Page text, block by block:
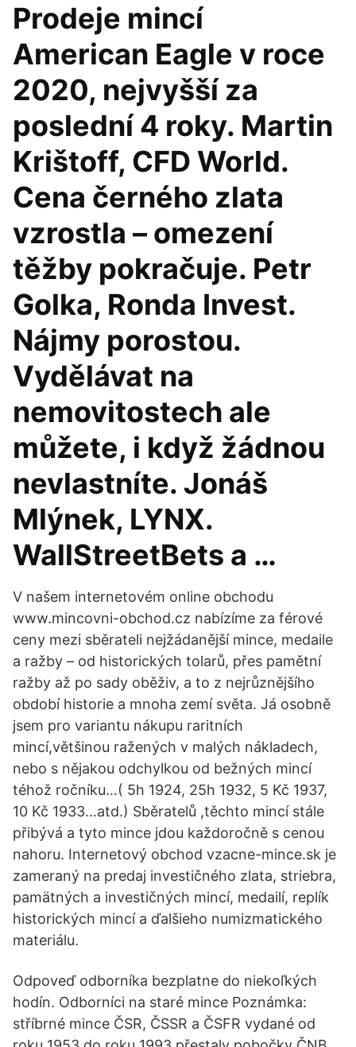
Prodeje mincí
American Eagle v roce
2020, nejvyšší za
poslední 4 roky. Martin
Krištoff, CFD World.
Cena černého zlata
vzrostla – omezení
těžby pokračuje. Petr
Golka, Ronda Invest.
Nájmy porostou.
Vydělávat na
nemovitostech ale
můžete, i když žádnou
nevlastníte. Jonáš
Mlýnek, LYNX.
WallStreetBets a …
V našem internetovém online obchodu
www.mincovni-obchod.cz nabízíme za férové
ceny mezi sběrateli nejžádanější mince, medaile
a ražby – od historických tolarů, přes pamětní
ražby až po sady oběživ, a to z nejrůznějšího
období historie a mnoha zemí světa. Já osobně
jsem pro variantu nákupu raritních
mincí,většinou ražených v malých nákladech,
nebo s nějakou odchylkou od bežných mincí
téhož ročníku…( 5h 1924, 25h 1932, 5 Kč 1937,
10 Kč 1933…atd.) Sběratelů ,těchto mincí stále
přibývá a tyto mince jdou každoročně s cenou
nahoru. Internetový obchod vzacne-mince.sk je
zameraný na predaj investičného zlata, striebra,
pamätných a investičných mincí, medailí, replík
historických mincí a ďalšieho numizmatického
materiálu.
Odpoveď odborníka bezplatne do niekoľkých
hodín. Odborníci na staré mince Poznámka:
stříbrné mince ČSR, ČSSR a ČSFR vydané od